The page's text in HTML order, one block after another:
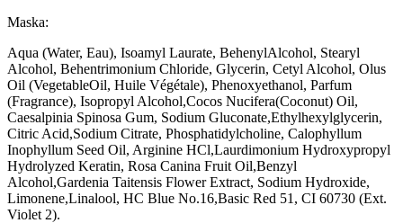
Maska:
Aqua (Water, Eau), Isoamyl Laurate, BehenylAlcohol, Stearyl
Alcohol, Behentrimonium Chloride, Glycerin, Cetyl Alcohol, Olus
Oil (VegetableOil, Huile Végétale), Phenoxyethanol, Parfum
(Fragrance), Isopropyl Alcohol,Cocos Nucifera(Coconut) Oil,
Caesalpinia Spinosa Gum, Sodium Gluconate,Ethylhexylglycerin,
Citric Acid,Sodium Citrate, Phosphatidylcholine, Calophyllum
Inophyllum Seed Oil, Arginine HCl,Laurdimonium Hydroxypropyl
Hydrolyzed Keratin, Rosa Canina Fruit Oil,Benzyl
Alcohol,Gardenia Taitensis Flower Extract, Sodium Hydroxide,
Limonene,Linalool, HC Blue No.16,Basic Red 51, CI 60730 (Ext.
Violet 2).